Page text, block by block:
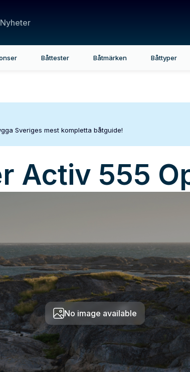
Nyheter
Båttester Båtmärken Båttyper
Sveriges mest kompletta båtguide!
Activ 555
No image available